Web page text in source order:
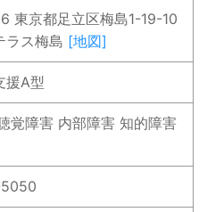
東京都足立区梅島1-19-10
ラス梅島 [地図]
援A型
覚障害 内部障害 知的障害